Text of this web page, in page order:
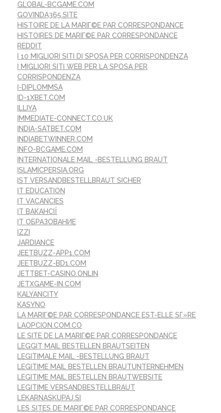
GLOBAL-BCGAME.COM
GOVINDA365.SITE
HISTOIRE DE LA MARIГ©E PAR CORRESPONDANCE
HISTOIRES DE MARIГ©E PAR CORRESPONDANCE
REDDIT
I 10 MIGLIORI SITI DI SPOSA PER CORRISPONDENZA
I MIGLIORI SITI WEB PER LA SPOSA PER
CORRISPONDENZA
I-DIPLOMMSA
ID-1XBET.COM
ILLIYA
IMMEDIATE-CONNECT.CO.UK
INDIA-SATBET.COM
INDIABETWINNER.COM
INFO-BCGAME.COM
INTERNATIONALE MAIL -BESTELLUNG BRAUT
ISLAMICPERSIA.ORG
IST VERSANDBESTELLBRAUT SICHER
IT EDUCATION
IT VACANCIES
IT ВАКАНСІЇ
IT ОБРАЗОВАНИЕ
IZZI
JARDIANCE
JEETBUZZ-APP1.COM
JEETBUZZ-BD1.COM
JETTBET-CASINO.ONLIN
JETXGAME-IN.COM
KALYANCITY
KASYNO
LA MARIГ©E PAR CORRESPONDANCE EST-ELLE SГ»RE
LAOPCION.COM.CO
LE SITE DE LA MARIГ©E PAR CORRESPONDANCE
LEGGIT MAIL BESTELLEN BRAUTSEITEN
LEGITIMALE MAIL -BESTELLUNG BRAUT
LEGITIME MAIL BESTELLEN BRAUTUNTERNEHMEN
LEGITIME MAIL BESTELLEN BRAUTWEBSITE
LEGITIME VERSANDBESTELLBRAUT
LEKARNASKUPAJ.SI
LES SITES DE MARIГ©E PAR CORRESPONDANCE